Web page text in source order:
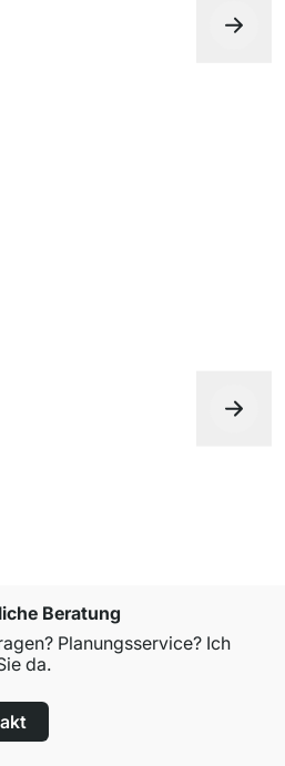
Beratung
Planungsservice? Ich
da.